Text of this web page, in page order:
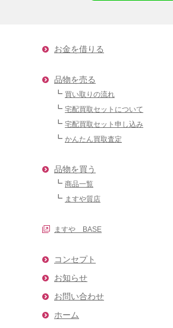
お金を借りる
品物を売る
買い取りの流れ
宅配買取セットについて
宅配買取セット申し込み
かんたん買取査定
品物を買う
商品一覧
ますや質店
ますや BASE
コンセプト
お知らせ
お問い合わせ
ホーム